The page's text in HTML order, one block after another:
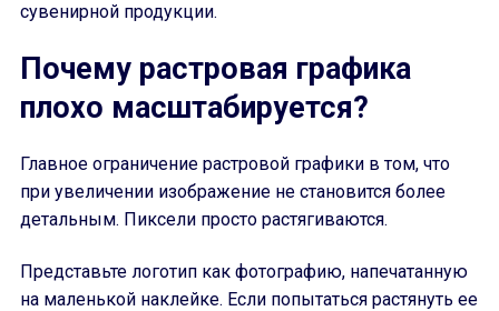
сувенирной продукции.
Почему растровая графика
плохо масштабируется?
Главное ограничение растровой графики в том, что
при увеличении изображение не становится более
детальным. Пиксели просто растягиваются.
Представьте логотип как фотографию, напечатанную
на маленькой наклейке. Если попытаться растянуть ее